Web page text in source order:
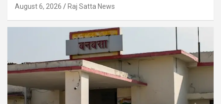
August 6, 2026 Raj Satta News